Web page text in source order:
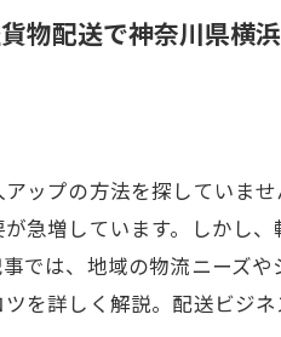
物配送で神奈川県横
ップの方法を探していま
急増しています。しかし
では、地域の物流ニーズ
を詳しく解説。配送ビジ